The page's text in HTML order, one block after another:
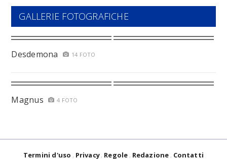
GALLERIE FOTOGRAFICHE
Desdemona 14 FOTO
Magnus 4 FOTO
Termini d'uso Privacy Regole Redazione Contatti